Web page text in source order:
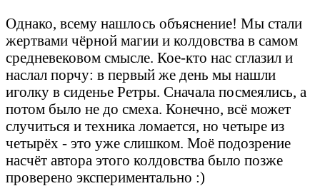
Однако, всему нашлось объяснение! Мы стали
жертвами чёрной магии и колдовства в самом
средневековом смысле. Кое-кто нас сглазил и
наслал порчу: в первый же день мы нашли
иголку в сиденье Ретры. Сначала посмеялись, а
потом было не до смеха. Конечно, всё может
случиться и техника ломается, но четыре из
четырёх - это уже слишком. Моё подозрение
насчёт автора этого колдовства было позже
проверено экспериментально :)